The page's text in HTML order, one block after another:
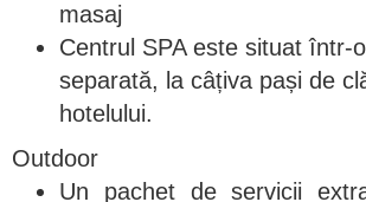
masaj
Centrul SPA este situat într-
separată, la câțiva pași de
hotelului.
Outdoor
Un pachet de servicii